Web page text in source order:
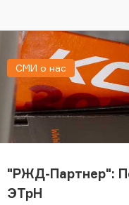
"РЖД-Партнер":
ЭТрН
СМИ о нас